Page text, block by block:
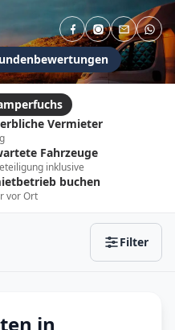
Vermieter
Fahrzeuge
inklusive
buchen
vor Ort
Filter
Anhängerkupplung
Kastenwagen
Teil-Integriert
in